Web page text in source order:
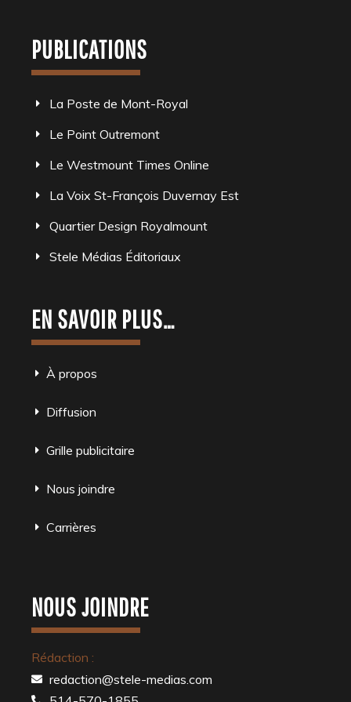
PUBLICATIONS
La Poste de Mont-Royal
Le Point Outremont
Le Westmount Times Online
La Voix St-François Duvernay Est
Quartier Design Royalmount
Stele Médias Éditoriaux
EN SAVOIR PLUS…
À propos
Diffusion
Grille publicitaire
Nous joindre
Carrières
NOUS JOINDRE
Rédaction :
redaction@stele-medias.com